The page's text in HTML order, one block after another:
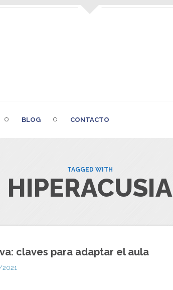
BLOG CONTACTO
TAGGED WITH
HIPERACUSIA
claves para adaptar el aula